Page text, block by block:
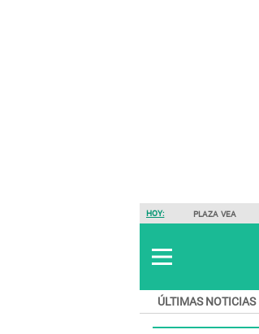
HOY: PLAZA VEA
ÚLTIMAS NOTICIAS